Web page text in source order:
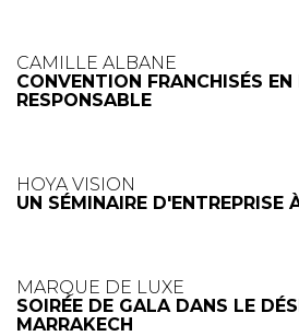
CAMILLE ALBANE
CONVENTION FRANCHISÉS EN
RESPONSABLE
HOYA VISION
UN SÉMINAIRE D'ENTREPRISE
MARQUE DE LUXE
SOIRÉE DE GALA DANS LE
MARRAKECH